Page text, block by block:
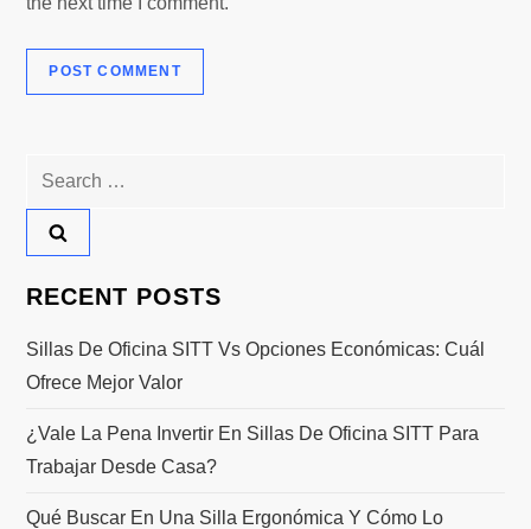
Search
RECENT POSTS
Sillas De Oficina SITT Vs Opciones Económicas: Cuál
Ofrece Mejor Valor
¿Vale La Pena Invertir En Sillas De Oficina SITT Para
Trabajar Desde Casa?
Qué Buscar En Una Silla Ergonómica Y Cómo Lo